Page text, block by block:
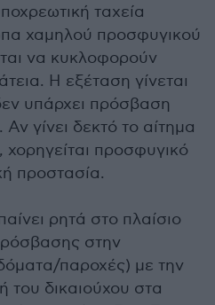
ταχεία
χαμηλού προσφυγικού
να κυκλοφορούν
Η εξέταση γίνεται
υπάρχει πρόσβαση
γίνει δεκτό το αίτημα
προσφυγικό
προστασία.
ρητά στο πλαίσιο
στην
παροχές) με την
του δικαιούχου στα